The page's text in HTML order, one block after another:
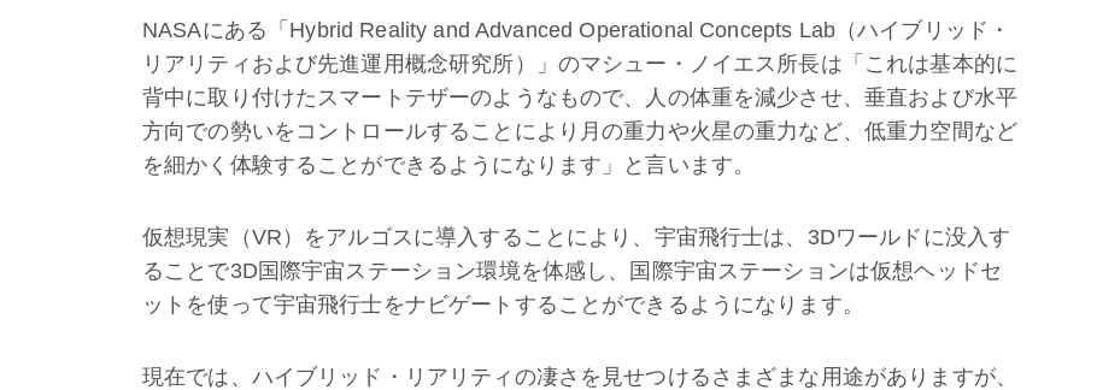
NASAにある「Hybrid Reality and Advanced Operational Concepts Lab（ハイブリッド・
リアリティおよび先進運用概念研究所）」のマシュー・ノイエス所長は「これは基本的に
背中に取り付けたスマートテザーのようなもので、人の体重を減少させ、垂直および水平
方向での勢いをコントロールすることにより月の重力や火星の重力など、低重力空間など
を細かく体験することができるようになります」と言います。
仮想現実（VR）をアルゴスに導入することにより、宇宙飛行士は、3Dワールドに没入す
ることで3D国際宇宙ステーション環境を体感し、国際宇宙ステーションは仮想ヘッドセ
ットを使って宇宙飛行士をナビゲートすることができるようになります。
現在では、ハイブリッド・リアリティの凄さを見せつけるさまざまな用途がありますが、